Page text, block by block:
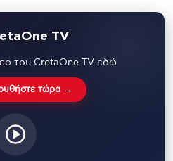
TV
του CretaOne TV εδώ
τώρα →